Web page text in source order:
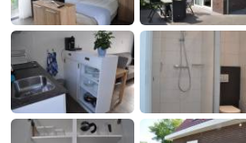
Zoutelande
Duinflat
-
Duinoord
-
Duinweg
-
Kurhaus